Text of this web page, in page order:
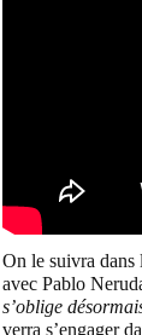
On le suivra dans
avec Pablo
s’oblige
verra s’engager